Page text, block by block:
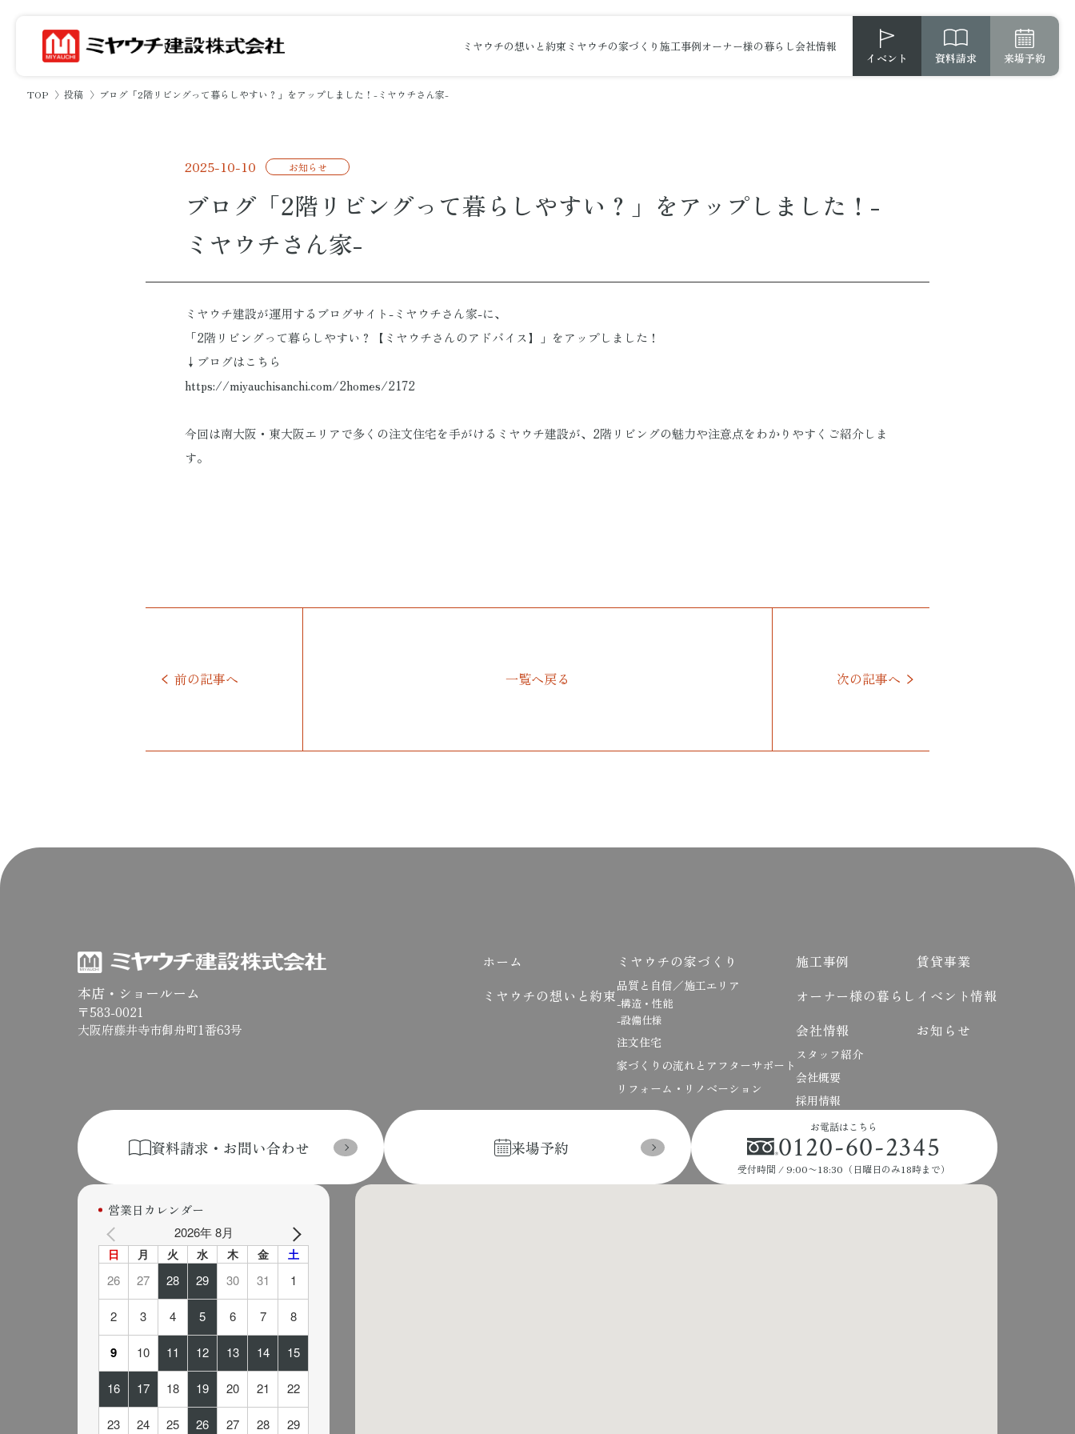
ミヤウチの想いと約束 ミヤウチの家づくり 施工事例オーナー様の暮らし会社情報
イベント 資料請求 来場予約
TOP 投稿 ブログ「2階リビングって暮らしやすい？」をアップしました！-ミヤウチさん家-
2025-10-10 お知らせ
ブログ「2階リビングって暮らしやすい？」をアップしました！-
ミヤウチさん家-
ミヤウチ建設が運用するブログサイト-ミヤウチさん家-に、
「2階リビングって暮らしやすい？【ミヤウチさんのアドバイス】」をアップしました！
↓ブログはこちら
https://miyauchisanchi.com/2homes/2172
今回は南大阪・東大阪エリアで多くの注文住宅を手がけるミヤウチ建設が、2階リビングの魅力や注意点をわかりやすくご紹介しま
す。
前の記事へ 一覧へ戻る 次の記事へ
本店・ショールーム
〒583-0021
大阪府藤井寺市御舟町1番63号
ホーム
ミヤウチの想いと約束
ミヤウチの家づくり
品質と自信／施工エリア
-構造・性能
-設備仕様
注文住宅
家づくりの流れとアフターサポート
リフォーム・リノベーション
施工事例
オーナー様の暮らし
会社情報
スタッフ紹介
会社概要
採用情報
賃貸事業
イベント情報
お知らせ
資料請求・お問い合わせ 来場予約
お電話はこちら
0120-60-2345
受付時間 / 9:00〜18:30（日曜日のみ18時まで）
営業日カレンダー
2026年 8月
日 月 火 水 木 金 土
26 27 28 29 30 31 1
2 3 4 5 6 7 8
9 10 11 12 13 14 15
16 17 18 19 20 21 22
23 24 25 26 27 28 29